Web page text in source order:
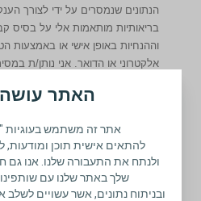
האתר עושה
אתר זה משתמש בעוגיות
להתאים אישית תוכן
ולנתח את התעבורה שלנו. אנו גם
שלך באתר שלנו עם
ובניתוח נתונים, אשר עשויים
הנתונים שנמסרים על ידי לצורך
בריאותיות מותאמות אלי על בסיס
וההנחיות באופן אישי או באמצעות
אלקטרוני או הדואר. אני נותן/ת
מנת לשפר את המוצרים והשירותים
מוצרים ושירותים הרלוונטיים
ומודע/ת כי לצורך מתן השירותים
שלי עם ספקי משנה ולהעביר
הפועלים מחוץ לגבולות ישראל.